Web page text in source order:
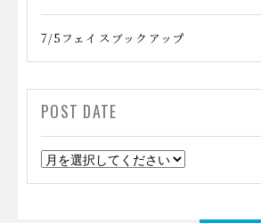
7/5フェイスブックアップ
POST DATE